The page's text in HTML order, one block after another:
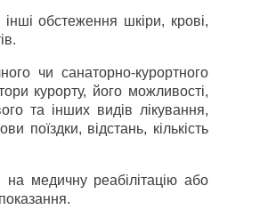
обстеження шкіри, крові,
чи санаторно-курортного
курорту, його можливості,
та інших видів лікування,
поїздки, відстань, кількість
медичну реабілітацію або